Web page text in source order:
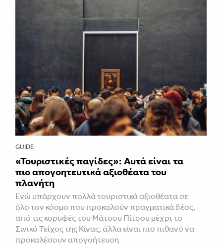
GUIDE
«Τουριστικές παγίδες»: Αυτά είναι τα
πιο απογοητευτικά αξιοθέατα του
πλανήτη
Ενώ υπάρχουν πολλά τουριστικά αξιοθέατα σε
όλο τον κόσμο που προκαλούν πραγματικά δέος,
από τις κορυφές του Μάτσου Πίτσου μέχρι το
Σινικό Τείχος της Κίνας, άλλα είναι πιο πιθανό να
προκαλέσουν απογοήτευση